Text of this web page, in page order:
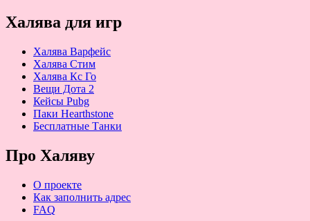
Халява для игр
Халява Варфейс
Халява Стим
Халява Кс Го
Вещи Дота 2
Кейсы Pubg
Паки Hearthstone
Бесплатные Танки
Про Халяву
О проекте
Как заполнить адрес
FAQ